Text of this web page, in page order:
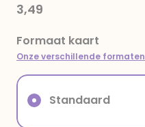
3,49
Formaat kaart
Onze verschillende formaten
Standaard